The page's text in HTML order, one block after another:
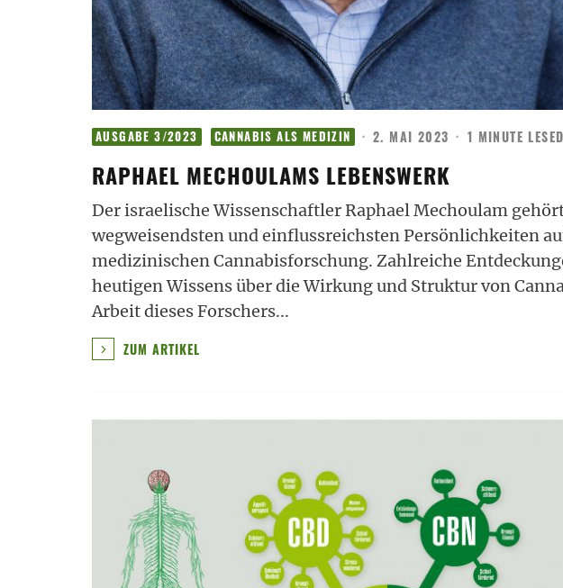
AUSGABE 3/2023 CANNABIS ALS MEDIZIN · 2. MAI 2023 · 1 MINUTE
RAPHAEL MECHOULAMS LEBENSWERK
Der israelische Wissenschaftler Raphael Mechoulam
wegweisendsten und einflussreichsten Persönlichkeiten
medizinischen Cannabisforschung. Zahlreiche
heutigen Wissens über die Wirkung und Struktur von
Arbeit dieses Forschers...
ZUM ARTIKEL